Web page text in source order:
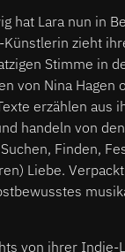
hat Lara nun in
zieht
Stimme in
von Nina Hagen
erzählen aus
handeln von
Finden,
Liebe.
von ihrer Indie-